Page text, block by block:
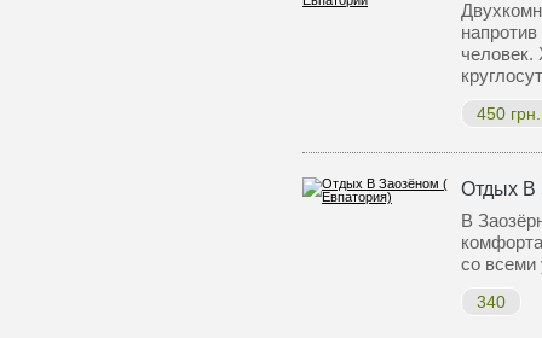
человек.
450 грн.
Отдых В
В
со
340